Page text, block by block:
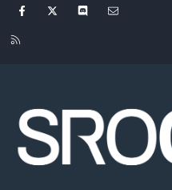
Facebook Discord
R